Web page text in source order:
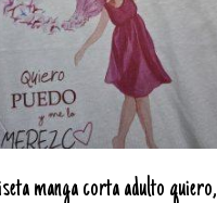
manga corta adulto quiero,